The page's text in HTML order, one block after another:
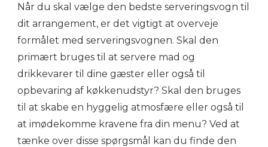
Når du skal vælge den bedste serveringsvogn til
dit arrangement, er det vigtigt at overveje
formålet med serveringsvognen. Skal den
primært bruges til at servere mad og
drikkevarer til dine gæster eller også til
opbevaring af køkkenudstyr? Skal den bruges
til at skabe en hyggelig atmosfære eller også til
at imødekomme kravene fra din menu? Ved at
tænke over disse spørgsmål kan du finde den